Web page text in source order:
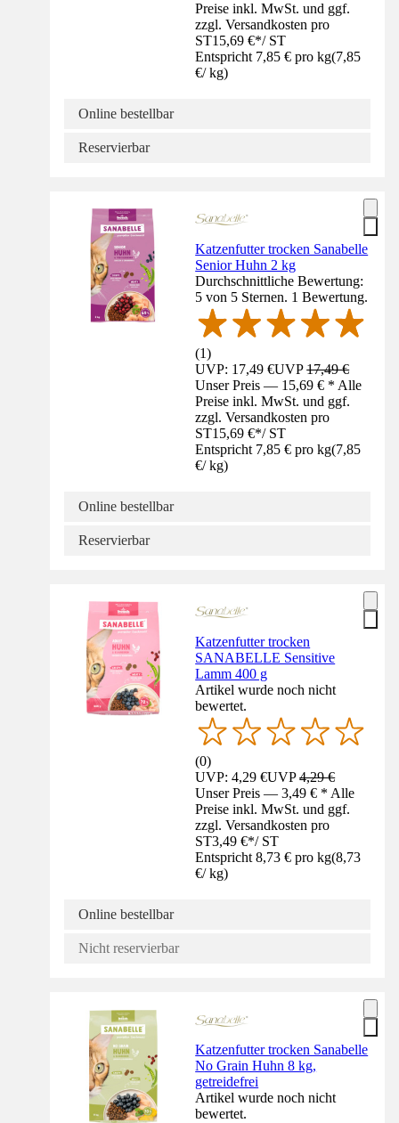
Preise inkl. MwSt. und ggf.
zzgl. Versandkosten pro
ST15,69 €*/ ST
Entspricht 7,85 € pro kg(7,85
€/ kg)
Online bestellbar
Reservierbar
Katzenfutter trocken Sanabelle
Senior Huhn 2 kg
Durchschnittliche Bewertung:
5 von 5 Sternen. 1 Bewertung.
(1)
UVP: 17,49 €UVP17,49 €
Unser Preis — 15,69 € * Alle
Preise inkl. MwSt. und ggf.
zzgl. Versandkosten pro
ST15,69 €*/ ST
Entspricht 7,85 € pro kg(7,85
€/ kg)
Online bestellbar
Reservierbar
Katzenfutter trocken
SANABELLE Sensitive
Lamm 400 g
Artikel wurde noch nicht
bewertet.
(0)
UVP: 4,29 €UVP4,29 €
Unser Preis — 3,49 € * Alle
Preise inkl. MwSt. und ggf.
zzgl. Versandkosten pro
ST3,49 €*/ ST
Entspricht 8,73 € pro kg(8,73
€/ kg)
Online bestellbar
Nicht reservierbar
Katzenfutter trocken Sanabelle
No Grain Huhn 8 kg,
getreidefrei
Artikel wurde noch nicht
bewertet.